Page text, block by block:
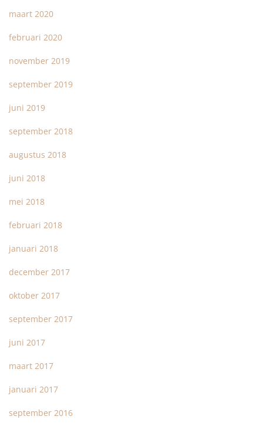
maart 2020
februari 2020
november 2019
september 2019
juni 2019
september 2018
augustus 2018
juni 2018
mei 2018
februari 2018
januari 2018
december 2017
oktober 2017
september 2017
juni 2017
maart 2017
januari 2017
september 2016